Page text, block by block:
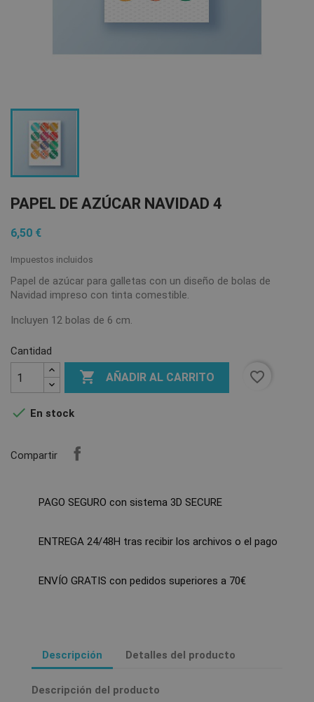
PAPEL DE AZÚCAR NAVIDAD 4
6,50 €
Impuestos incluidos
Papel de azúcar para galletas con un diseño de bolas de
Navidad impreso con tinta comestible.
Incluyen 12 bolas de 6 cm.
Cantidad
 AÑADIR AL CARRITO favorite_border
 En stock
Compartir
PAGO SEGURO con sistema 3D SECURE
ENTREGA 24/48H tras recibir los archivos o el pago
ENVÍO GRATIS con pedidos superiores a 70€
Descripción Detalles del producto
Descripción del producto